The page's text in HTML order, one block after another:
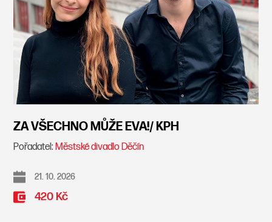
ZA VŠECHNO MŮŽE EVA!/ KPH
Pořadatel: Městské divadlo Děčín
21. 10. 2026
420 Kč